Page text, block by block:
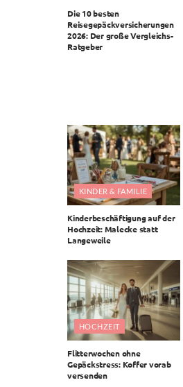
Die 10 besten
Reisegepäckversicherungen
2026: Der große Vergleichs-
Ratgeber
KINDER & FAMILIE
Kinderbeschäftigung auf der
Hochzeit: Malecke statt
Langeweile
HOCHZEIT
Flitterwochen ohne
Gepäckstress: Koffer vorab
versenden